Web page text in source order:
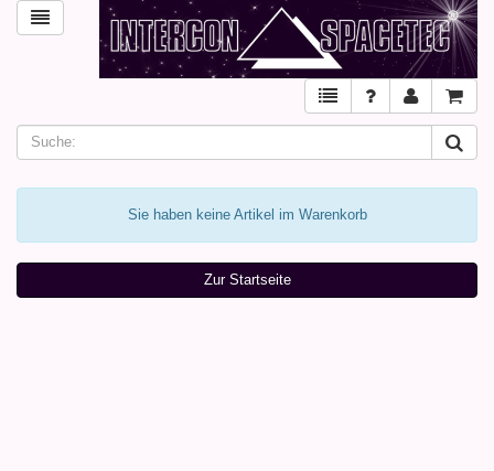
Sie haben keine Artikel im Warenkorb
Zur Startseite